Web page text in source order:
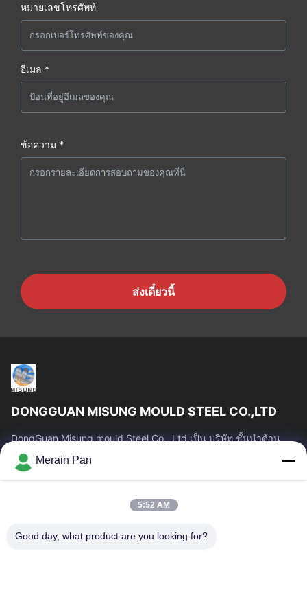
หมายเลขโทรศัพท์
อีเมล *
ข้อความ *
ส่งเดี๋ยวนี้
DONGGUAN MISUNG MOULD STEEL CO.,LTD
DongGuan Misung mould Steel Co., Ltd เป็น บริษัท ชั้นนำด้าน
การจัดหาเหล็กหล่อพลาสติก, เหล็กงานร้อน, เหล็กงานเย็น, เหล็ก
โครงสร้างโลหะผสม
ลิงก์ด่วน
สินค้า
แสดง VR
เกี่ยวกับเรา
Merain Pan
5:52 AM
Good day, what product are you looking for?